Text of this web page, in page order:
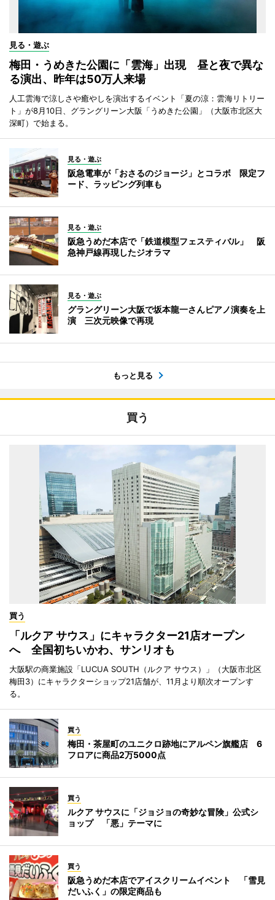
見る・遊ぶ
梅田・うめきた公園に「雲海」出現 昼と夜で異な
る演出、昨年は50万人来場
人工雲海で涼しさや癒やしを演出するイベント「夏の涼：雲海リトリー
ト」が8月10日、グラングリーン大阪「うめきた公園」（大阪市北区大
深町）で始まる。
見る・遊ぶ
阪急電車が「おさるのジョージ」とコラボ 限定フ
ード、ラッピング列車も
見る・遊ぶ
阪急うめだ本店で「鉄道模型フェスティバル」 阪
急神戸線再現したジオラマ
見る・遊ぶ
グラングリーン大阪で坂本龍一さんピアノ演奏を上
演 三次元映像で再現
もっと見る
買う
買う
「ルクア サウス」にキャラクター21店オープン
へ 全国初ちいかわ、サンリオも
大阪駅の商業施設「LUCUA SOUTH（ルクア サウス）」（大阪市北区
梅田3）にキャラクターショップ21店舗が、11月より順次オープンす
る。
買う
梅田・茶屋町のユニクロ跡地にアルペン旗艦店 6
フロアに商品2万5000点
買う
ルクア サウスに「ジョジョの奇妙な冒険」公式シ
ョップ 「悪」テーマに
買う
阪急うめだ本店でアイスクリームイベント 「雪見
だいふく」の限定商品も